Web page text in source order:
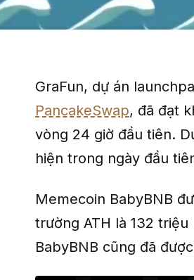
GraFun, dự án
PancakeSwap, đã đạt
vòng 24 giờ đầu tiên.
hiện trong ngày đầu
Memecoin BabyBNB
trường ATH là 132
BabyBNB cũng đã